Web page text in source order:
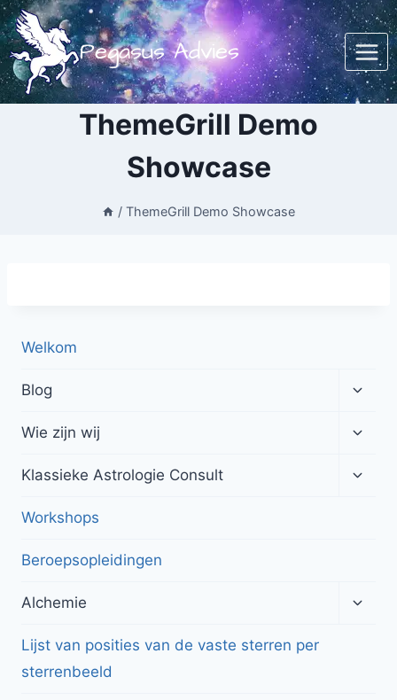
Doorgaan
naar
inhoud
Pegasus Advies
ThemeGrill Demo
Showcase
/ ThemeGrill Demo Showcase
Welkom
Blog
Toggle
Wie zijn wij
Toggle
Klassieke Astrologie Consult
Toggle
Workshops
Beroepsopleidingen
Alchemie
Toggle
Lijst van posities van de vaste sterren per
sterrenbeeld